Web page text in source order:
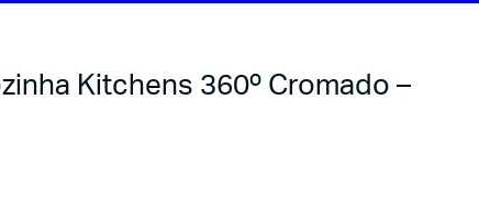
Kitchens 360º Cromado –